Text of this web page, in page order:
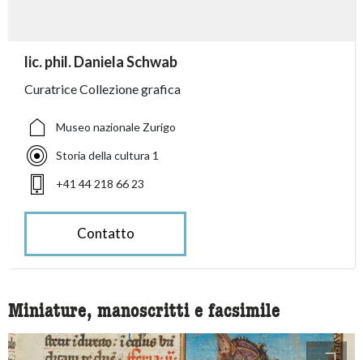
accessibility.sr-only.person_card_info
lic. phil. Daniela Schwab
Curatrice Collezione grafica
accessibility.sr-only.museum
Museo nazionale Zurigo
accessibility.sr-only.departement
Storia della cultura 1
accessibility.sr-only.phone
+41 44 218 66 23
Contatto
Miniature, manoscritti e facsimile